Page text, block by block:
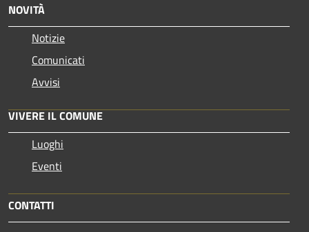
NOVITÀ
Notizie
Comunicati
Avvisi
VIVERE IL COMUNE
Luoghi
Eventi
CONTATTI